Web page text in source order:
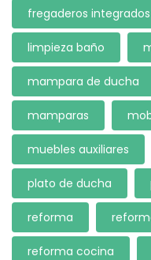
fregaderos integrados
limpieza baño
mampara de ducha
mamparas
muebles auxiliares
plato de ducha
reforma
reforma cocina